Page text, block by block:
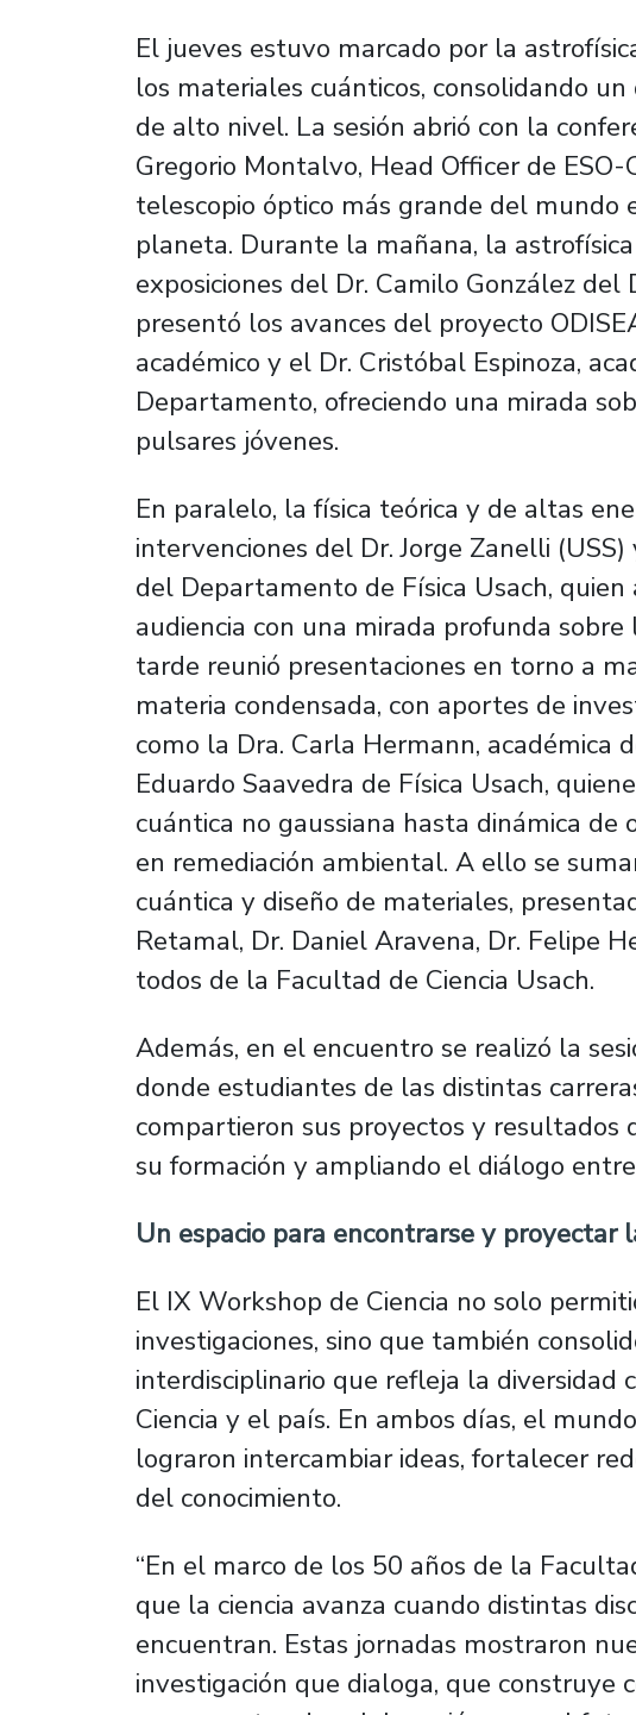
El jueves estuvo marcado por la
los materiales cuánticos, consolidando
de alto nivel. La sesión abrió con la
Gregorio Montalvo, Head Officer de
telescopio óptico más grande del mundo
planeta. Durante la mañana, la
exposiciones del Dr. Camilo González del
presentó los avances del proyecto
académico y el Dr. Cristóbal Espinoza,
Departamento, ofreciendo una mirada
pulsares jóvenes.
En paralelo, la física teórica y de altas
intervenciones del Dr. Jorge Zanelli
del Departamento de Física Usach, quien
audiencia con una mirada profunda
tarde reunió presentaciones en torno a
materia condensada, con aportes de
como la Dra. Carla Hermann, académica
Eduardo Saavedra de Física Usach,
cuántica no gaussiana hasta dinámica de
en remediación ambiental. A ello se
cuántica y diseño de materiales,
Retamal, Dr. Daniel Aravena, Dr. Felipe
todos de la Facultad de Ciencia Usach.
Además, en el encuentro se realizó la
donde estudiantes de las distintas
compartieron sus proyectos y resultados
su formación y ampliando el diálogo
Un espacio para encontrarse y proyectar
El IX Workshop de Ciencia no solo
investigaciones, sino que también
interdisciplinario que refleja la diversidad
Ciencia y el país. En ambos días, el
lograron intercambiar ideas, fortalecer
del conocimiento.
“En el marco de los 50 años de la
que la ciencia avanza cuando distintas
encuentran. Estas jornadas mostraron
investigación que dialoga, que construye